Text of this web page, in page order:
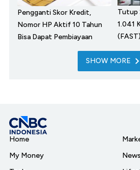
Pengganti Skor Kredit,
Nomor HP Aktif 10 Tahun
Bisa Dapat Pembiayaan
Tutup
1.041
SHOW MORE
Home
My Money
News